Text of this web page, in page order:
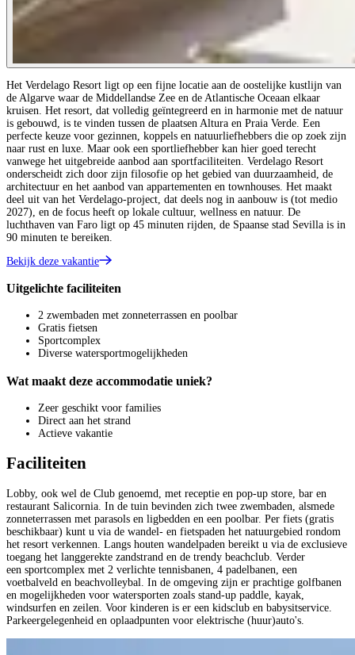
Het Verdelago Resort ligt op een fijne locatie aan de oostelijke kustlijn van
de Algarve waar de Middellandse Zee en de Atlantische Oceaan elkaar
kruisen. Het resort, dat volledig geïntegreerd en in harmonie met de natuur
is gebouwd, is te vinden tussen de plaatsen Altura en Praia Verde. Een
perfecte keuze voor gezinnen, koppels en natuurliefhebbers die op zoek zijn
naar rust en luxe. Maar ook een sportliefhebber kan hier goed terecht
vanwege het uitgebreide aanbod aan sportfaciliteiten. Verdelago Resort
onderscheidt zich door zijn filosofie op het gebied van duurzaamheid, de
architectuur en het aanbod van appartementen en townhouses. Het maakt
deel uit van het Verdelago-project, dat deels nog in aanbouw is (tot medio
2027), en de focus heeft op lokale cultuur, wellness en natuur. De
luchthaven van Faro ligt op 45 minuten rijden, de Spaanse stad Sevilla is in
90 minuten te bereiken.
Bekijk deze vakantie
Uitgelichte faciliteiten
2 zwembaden met zonneterrassen en poolbar
Gratis fietsen
Sportcomplex
Diverse watersportmogelijkheden
Wat maakt deze accommodatie uniek?
Zeer geschikt voor families
Direct aan het strand
Actieve vakantie
Faciliteiten
Lobby, ook wel de Club genoemd, met receptie en pop-up store, bar en
restaurant Salicornia. In de tuin bevinden zich twee zwembaden, alsmede
zonneterrassen met parasols en ligbedden en een poolbar. Per fiets (gratis
beschikbaar) kunt u via de wandel- en fietspaden het natuurgebied rondom
het resort verkennen. Langs houten wandelpaden bereikt u via de exclusieve
toegang het langgerekte zandstrand en de trendy beachclub. Verder
een sportcomplex met 2 verlichte tennisbanen, 4 padelbanen, een
voetbalveld en beachvolleybal. In de omgeving zijn er prachtige golfbanen
en mogelijkheden voor watersporten zoals stand-up paddle, kayak,
windsurfen en zeilen. Voor kinderen is er een kidsclub en babysitservice.
Parkeergelegenheid en oplaadpunten voor elektrische (huur)auto's.